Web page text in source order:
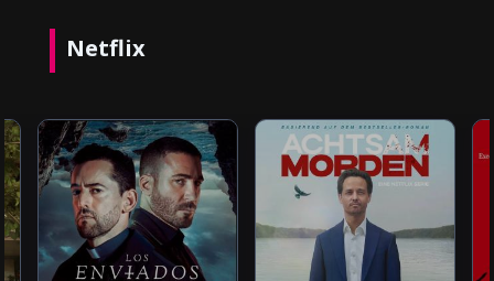
Netflix